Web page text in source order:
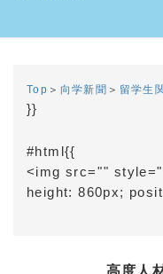
Top ＞ 向学新聞 ＞ 留学生
}}
#html{{
<img src=""
height: 860px;
高度人